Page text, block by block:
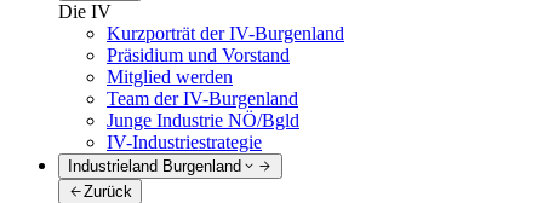
Die IV
Kurzporträt der IV-Burgenland
Präsidium und Vorstand
Mitglied werden
Team der IV-Burgenland
Junge Industrie NÖ/Bgld
IV-Industriestrategie
Industrieland Burgenland
Zurück